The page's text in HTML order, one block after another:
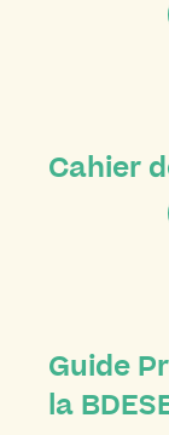
Cahier
Guide
la